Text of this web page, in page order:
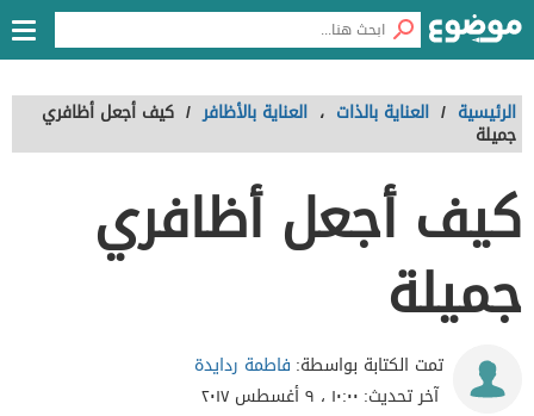
الرئيسية / العناية بالذات ، العناية بالأظافر / كيف أجعل أظافري
جميلة
كيف أجعل أظافري
جميلة
تمت الكتابة بواسطة: فاطمة ردايدة
آخر تحديث: ١٠:٠٠ ، ٩ أغسطس ٢٠١٧